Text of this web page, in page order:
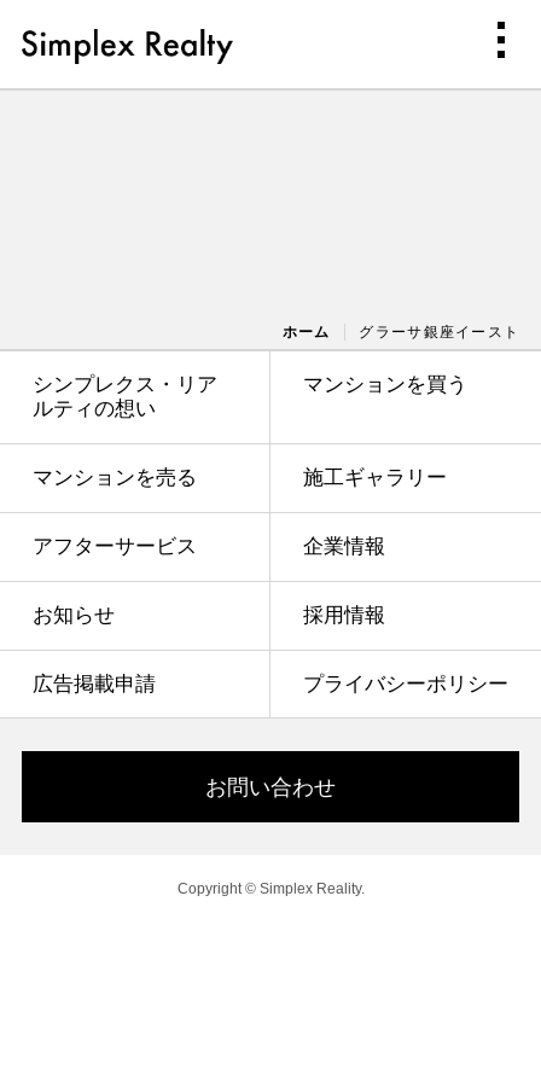
ホーム グラーサ銀座イースト
シンプレクス・リア
ルティの想い
マンションを買う
マンションを売る 施工ギャラリー
アフターサービス 企業情報
お知らせ 採用情報
広告掲載申請 プライバシーポリシー
お問い合わせ
Copyright © Simplex Reality.